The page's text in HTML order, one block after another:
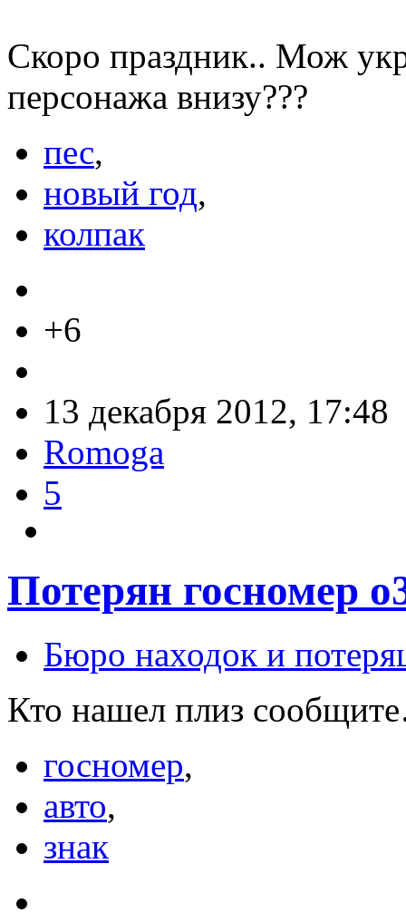
Скоро праздник.. Мож
персонажа внизу???
пес,
новый год,
колпак
+6
13 декабря 2012, 17:48
Romoga
5
Потерян госномер
Бюро находок и
Кто нашел плиз
госномер,
авто,
знак